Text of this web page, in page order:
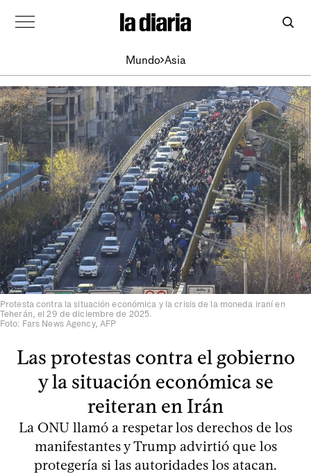
Mundo Asia
Protesta contra la situación económica y la crisis de la moneda iraní en
Teherán, el 29 de diciembre de 2025.
Foto: Fars News Agency, AFP
Las protestas contra el gobierno
y la situación económica se
reiteran en Irán
La ONU llamó a respetar los derechos de los
manifestantes y Trump advirtió que los
protegería si las autoridades los atacan.